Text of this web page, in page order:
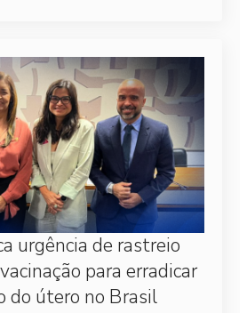
urgência de rastreio
para erradicar
do útero no Brasil